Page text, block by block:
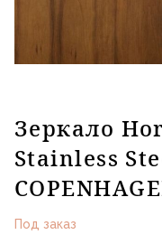
Зеркало
Stainless
Под заказ